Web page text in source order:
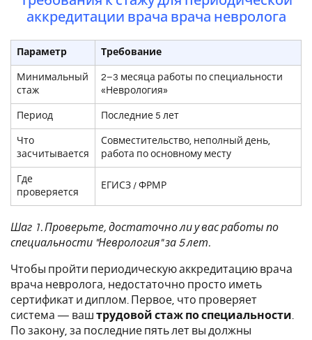
аккредитации врача врача невролога
Параметр Требование
Минимальный
стаж
2–3 месяца работы по специальности
«Неврология»
Период Последние 5 лет
Что
засчитывается
Совместительство, неполный день,
работа по основному месту
Где
проверяется
ЕГИСЗ / ФРМР
Шаг 1. Проверьте, достаточно ли у вас работы по
специальности "Неврология" за 5 лет.
Чтобы пройти периодическую аккредитацию врача
врача невролога, недостаточно просто иметь
сертификат и диплом. Первое, что проверяет
система — ваш трудовой стаж по специальности
По закону, за последние пять лет вы должны